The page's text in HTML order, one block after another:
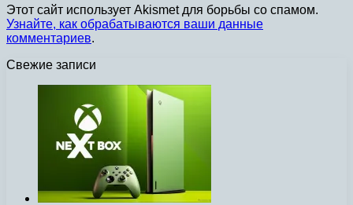
Этот сайт использует Akismet для борьбы со спамом.
Узнайте, как обрабатываются ваши данные
комментариев.
Свежие записи